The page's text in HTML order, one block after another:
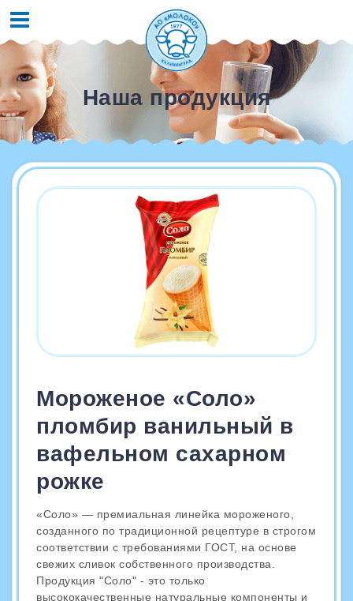
Наша продукция
Мороженое «Соло»
пломбир ванильный в
вафельном сахарном
рожке
«Соло» — премиальная линейка мороженого,
созданного по традиционной рецептуре в строгом
соответствии с требованиями ГОСТ, на основе
свежих сливок собственного производства.
Продукция "Соло" - это только
высококачественные натуральные компоненты и